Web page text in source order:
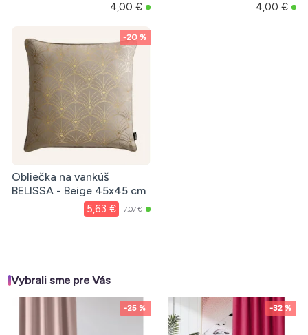
4,00 € 4,00 €
-20 %
Obliečka na vankúš
BELISSA - Beige 45x45 cm
5,63 € 7,07 €
Vybrali sme pre Vás
-25 % -32 %